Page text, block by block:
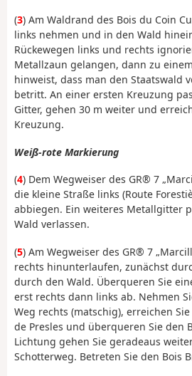
(3) Am Waldrand des Bois du Coin
links nehmen und in den Wald
Rückewegen links und rechts
Metallzaun gelangen, dann zu
hinweist, dass man den Staatswald
betritt. An einer ersten Kreuzung
Gitter, gehen 30 m weiter und
Kreuzung.
Weiß-rote Markierung
(4) Dem Wegweiser des GR® 7
die kleine Straße links (Route
abbiegen. Ein weiteres Metallgitter
Wald verlassen.
(5) Am Wegweiser des GR® 7
rechts hinunterlaufen, zunächst
durch den Wald. Überqueren Sie
erst rechts dann links ab. Nehmen
Weg rechts (matschig), erreichen
de Presles und überqueren Sie den
Lichtung gehen Sie geradeaus
Schotterweg. Betreten Sie den Bois